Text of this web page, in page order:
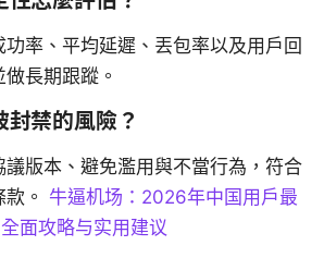
率、平均延遲、丟包率以及用戶回
長期跟蹤。
封禁的風險？
版本、避免濫用與不當行為，符合
。 牛逼机场：2026年中国用户最
面攻略与实用建议